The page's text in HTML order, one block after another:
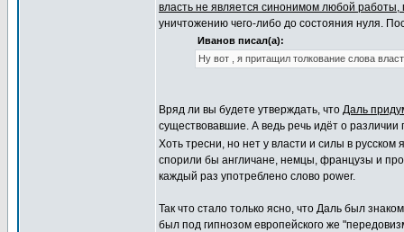
власть не является синонимом любой
уничтожению чего-либо до состояния нуля.
Иванов писал(а):
Ну вот , я притащил толкование слова
Вряд ли вы будете утверждать, что Даль
существовавшие. А ведь речь идёт о
Хоть тресни, но нет у власти и силы в
спорили бы англичане, немцы, французы и
каждый раз употреблено слово power.
Так что стало только ясно, что Даль был
был под гипнозом европейского же